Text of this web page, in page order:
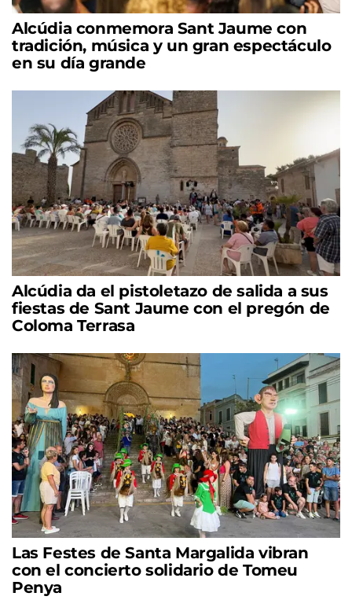
Alcúdia conmemora Sant Jaume con
tradición, música y un gran espectáculo
en su día grande
Alcúdia da el pistoletazo de salida a sus
fiestas de Sant Jaume con el pregón de
Coloma Terrasa
Las Festes de Santa Margalida vibran
con el concierto solidario de Tomeu
Penya